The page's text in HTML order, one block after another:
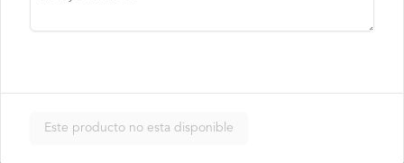
Términos y condiciones
Redes sociales
InstagramEste producto no esta disponible